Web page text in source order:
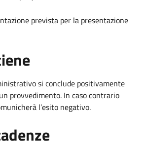
prevista per la presentazione
si conclude positivamente
provvedimento. In caso contrario
l’esito negativo.